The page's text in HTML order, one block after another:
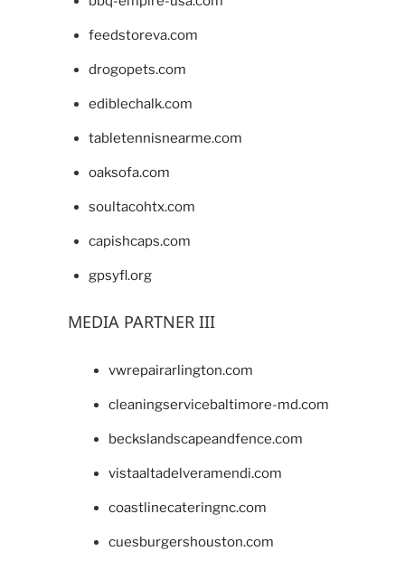
feedstoreva.com
drogopets.com
ediblechalk.com
tabletennisnearme.com
oaksofa.com
soultacohtx.com
capishcaps.com
gpsyfl.org
MEDIA PARTNER III
vwrepairarlington.com
cleaningservicebaltimore-md.com
beckslandscapeandfence.com
vistaaltadelveramendi.com
coastlinecateringnc.com
cuesburgershouston.com